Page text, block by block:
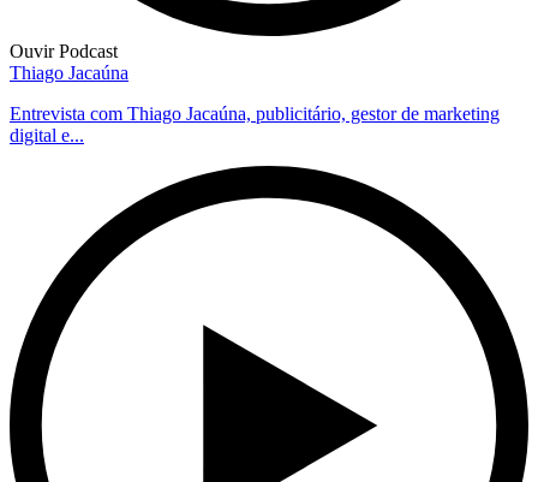
Ouvir Podcast
Thiago Jacaúna
Entrevista com Thiago Jacaúna, publicitário, gestor de marketing
digital e...